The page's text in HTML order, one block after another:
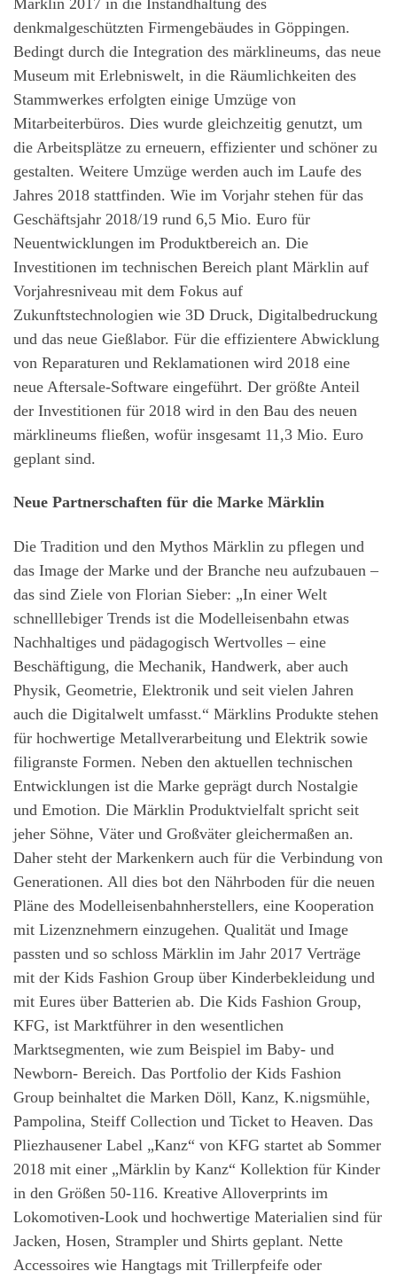
denkmalgeschützten Firmengebäudes in Göppingen.
Bedingt durch die Integration des märklineums, das neue
Museum mit Erlebniswelt, in die Räumlichkeiten des
Stammwerkes erfolgten einige Umzüge von
Mitarbeiterbüros. Dies wurde gleichzeitig genutzt, um
die Arbeitsplätze zu erneuern, effizienter und schöner zu
gestalten. Weitere Umzüge werden auch im Laufe des
Jahres 2018 stattfinden. Wie im Vorjahr stehen für das
Geschäftsjahr 2018/19 rund 6,5 Mio. Euro für
Neuentwicklungen im Produktbereich an. Die
Investitionen im technischen Bereich plant Märklin auf
Vorjahresniveau mit dem Fokus auf
Zukunftstechnologien wie 3D Druck, Digitalbedruckung
und das neue Gießlabor. Für die effizientere Abwicklung
von Reparaturen und Reklamationen wird 2018 eine
neue Aftersale-Software eingeführt. Der größte Anteil
der Investitionen für 2018 wird in den Bau des neuen
märklineums fließen, wofür insgesamt 11,3 Mio. Euro
geplant sind.
Neue Partnerschaften für die Marke Märklin
Die Tradition und den Mythos Märklin zu pflegen und
das Image der Marke und der Branche neu aufzubauen –
das sind Ziele von Florian Sieber: „In einer Welt
schnelllebiger Trends ist die Modelleisenbahn etwas
Nachhaltiges und pädagogisch Wertvolles – eine
Beschäftigung, die Mechanik, Handwerk, aber auch
Physik, Geometrie, Elektronik und seit vielen Jahren
auch die Digitalwelt umfasst.“ Märklins Produkte stehen
für hochwertige Metallverarbeitung und Elektrik sowie
filigranste Formen. Neben den aktuellen technischen
Entwicklungen ist die Marke geprägt durch Nostalgie
und Emotion. Die Märklin Produktvielfalt spricht seit
jeher Söhne, Väter und Großväter gleichermaßen an.
Daher steht der Markenkern auch für die Verbindung von
Generationen. All dies bot den Nährboden für die neuen
Pläne des Modelleisenbahnherstellers, eine Kooperation
mit Lizenznehmern einzugehen. Qualität und Image
passten und so schloss Märklin im Jahr 2017 Verträge
mit der Kids Fashion Group über Kinderbekleidung und
mit Eures über Batterien ab. Die Kids Fashion Group,
KFG, ist Marktführer in den wesentlichen
Marktsegmenten, wie zum Beispiel im Baby- und
Newborn- Bereich. Das Portfolio der Kids Fashion
Group beinhaltet die Marken Döll, Kanz, K.nigsmühle,
Pampolina, Steiff Collection und Ticket to Heaven. Das
Pliezhausener Label „Kanz“ von KFG startet ab Sommer
2018 mit einer „Märklin by Kanz“ Kollektion für Kinder
in den Größen 50-116. Kreative Alloverprints im
Lokomotiven-Look und hochwertige Materialien sind für
Jacken, Hosen, Strampler und Shirts geplant. Nette
Accessoires wie Hangtags mit Trillerpfeife oder